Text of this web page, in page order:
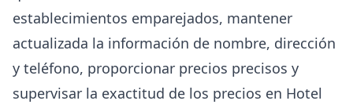
establecimientos emparejados, mantener
actualizada la información de nombre, dirección
y teléfono, proporcionar precios precisos y
supervisar la exactitud de los precios en Hotel